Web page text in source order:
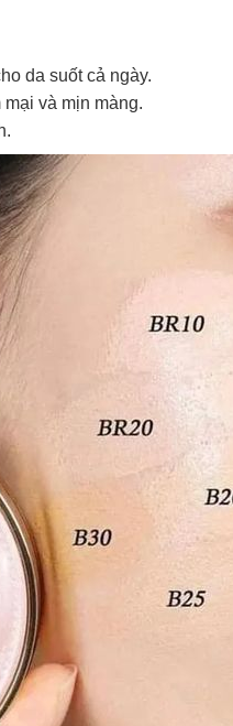
da suốt cả ngày.
và mịn màng.
Cách sử dụng:
Sao chép mã giảm giá
Truy cập trang thanh
mã.
Mã Giảm